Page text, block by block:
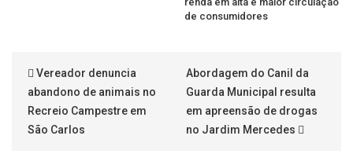
de consumidores
Vereador denuncia
abandono de animais no
Recreio Campestre em
São Carlos
Abordagem do Canil da
Guarda Municipal resulta
em apreensão de drogas
no Jardim Mercedes